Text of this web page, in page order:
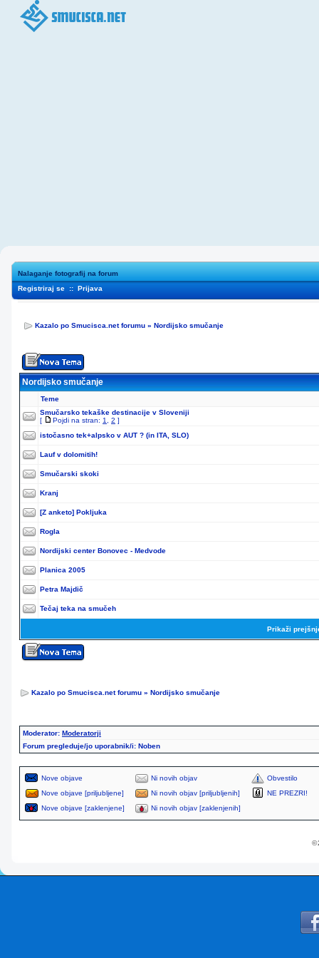
Nalaganje fotografij na forum
Registriraj se :: Prijava
Kazalo po Smucisca.net forumu » Nordijsko smučanje
Nordijsko smučanje
Teme
Smučarsko tekaške destinacije v Sloveniji
[
Pojdi na stran: 1 2 ]
istočasno tek+alpsko v AUT ? (in ITA, SLO)
Lauf v dolomitih!
Smučarski skoki
Kranj
[Z anketo] Pokljuka
Rogla
Nordijski center Bonovec - Medvode
Planica 2005
Petra Majdič
Tečaj teka na smučeh
Prikaži
Kazalo po Smucisca.net forumu » Nordijsko smučanje
Moderator: Moderatorji
Forum pregleduje/jo uporabnik/i: Noben
Nove objave Ni novih objav
Obvestilo
Nove objave [priljubljene]
Ni novih objav [priljubljenih]
NE PREZRI!
Nove objave [zaklenjene]
Ni novih objav [zaklenjenih]
©